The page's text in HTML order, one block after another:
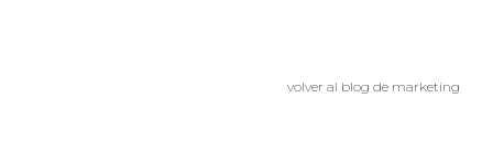
volver al blog de marketing